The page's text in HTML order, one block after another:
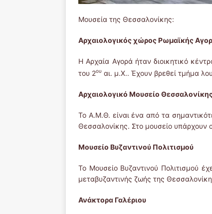
Μουσεία της Θεσσαλονίκης:
Αρχαιολογικός χώρος Ρωμαϊκής
Η Αρχαία Αγορά ήταν διοικητικό
του 2ου αι. μ.Χ.. Έχουν βρεθεί τμήμα
Αρχαιολογικό Μουσείο
Το Α.Μ.Θ. είναι ένα από τα
Θεσσαλονίκης. Στο μουσείο υπάρχουν
Μουσείο Βυζαντινού Πολιτισμού
Το Μουσείο Βυζαντινού Πολιτισμού
μεταβυζαντινής ζωής της
Ανάκτορα Γαλέριου